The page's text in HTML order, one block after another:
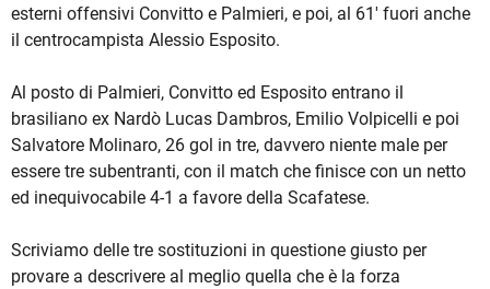
esterni offensivi Convitto e Palmieri, e poi, al 61' fuori anche
il centrocampista Alessio Esposito.
Al posto di Palmieri, Convitto ed Esposito entrano il
brasiliano ex Nardò Lucas Dambros, Emilio Volpicelli e poi
Salvatore Molinaro, 26 gol in tre, davvero niente male per
essere tre subentranti, con il match che finisce con un netto
ed inequivocabile 4-1 a favore della Scafatese.
Scriviamo delle tre sostituzioni in questione giusto per
provare a descrivere al meglio quella che è la forza